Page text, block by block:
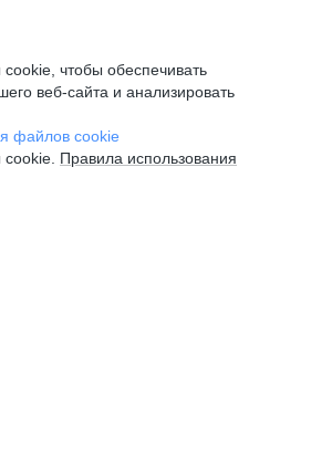
чтобы обеспечивать
веб-сайта и анализировать
файлов cookie
Правила использования